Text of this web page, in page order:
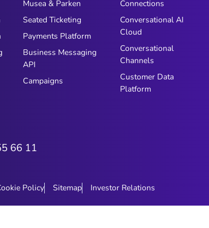
Musea & Parken
Seated Ticketing
Payments Platform
Business Messaging
API
Campaigns
Connections
Conversational AI
Cloud
Conversational
Channels
Customer Data
Platform
66 11
Policy Sitemap Investor Relations